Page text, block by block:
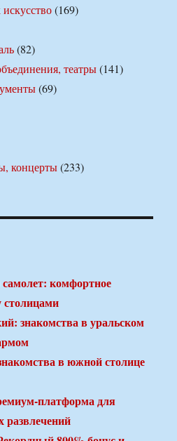
(169)
(82)
театры(141)
(69)
концерты(233)
комфортное
столицами
знакомства в уральском
в южной столице
платформа для
развлечений